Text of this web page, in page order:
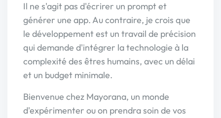
Il ne s'agit pas d'écrirer un prompt et
générer une app. Au contraire, je crois que
le développement est un travail de précision
qui demande d'intégrer la technologie à la
complexité des êtres humains, avec un délai
et un budget minimale.
Bienvenue chez Mayorana, un monde
d'expérimenter ou on prendra soin de vos